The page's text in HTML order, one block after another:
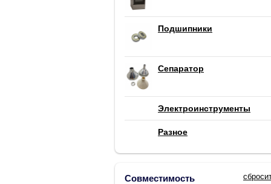
Подшипники
Сепаратор
Электроинструменты
Разное
Совместимость